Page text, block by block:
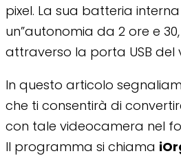
pixel. La sua batteria
un”autonomia da 2 ore e
attraverso la porta USB del
In questo articolo
che ti consentirà di
con tale videocamera nel
Il programma si chiama